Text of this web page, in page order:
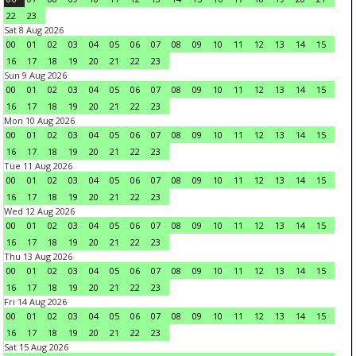
22
23
Sat 8 Aug 2026
00
01 02 03 04 05 06 07 08 09 10 11 12 13 14
15
16
17 18 19 20 21 22
23
Sun 9 Aug 2026
00
01 02 03 04 05 06 07 08 09 10 11 12 13 14
15
16
17 18 19 20 21 22
23
Mon 10 Aug 2026
00
01 02 03 04 05 06 07 08 09 10 11 12 13 14
15
16
17 18 19 20 21 22
23
Tue 11 Aug 2026
00
01 02 03 04 05 06 07 08 09 10 11 12 13 14
15
16
17 18 19 20 21 22
23
Wed 12 Aug 2026
00
01 02 03 04 05 06 07 08 09 10 11 12 13 14
15
16
17 18 19 20 21 22
23
Thu 13 Aug 2026
00
01 02 03 04 05 06 07 08 09 10 11 12 13 14
15
16
17 18 19 20 21 22
23
Fri 14 Aug 2026
00
01 02 03 04 05 06 07 08 09 10 11 12 13 14
15
16
17 18 19 20 21 22
23
Sat 15 Aug 2026